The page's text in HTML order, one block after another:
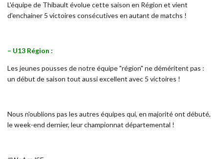
L'équipe de Thibault évolue cette saison en Région et vient
d'enchainer 5 victoires consécutives en autant de matchs !
– U13 Région :
Les jeunes pousses de notre équipe "région" ne déméritent pas :
un début de saison tout aussi excellent avec 5 victoires !
Nous n'oublions pas les autres équipes qui, en majorité ont débuté,
le week-end dernier, leur championnat départemental !